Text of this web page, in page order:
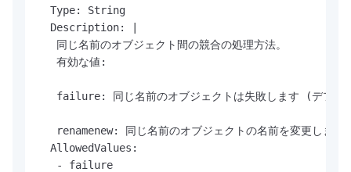
  Type: String
  Description: |
   同じ名前のオブジェクト間の競合の処理方法。
   有効な値:
failure: 同じ名前のオブジェクトは失敗します (デフォ
renamenew: 同じ名前のオブジェクトの名前を変更します
  AllowedValues:
   - failure